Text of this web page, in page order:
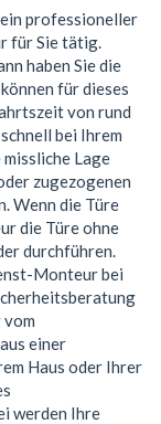
professioneller
für Sie tätig.
haben Sie die
für dieses
von rund
bei Ihrem
Lage
zugezogenen
Wenn die Türe
die Türe ohne
durchführen.
Monteur bei
einer
Haus oder Ihrer
werden Ihre